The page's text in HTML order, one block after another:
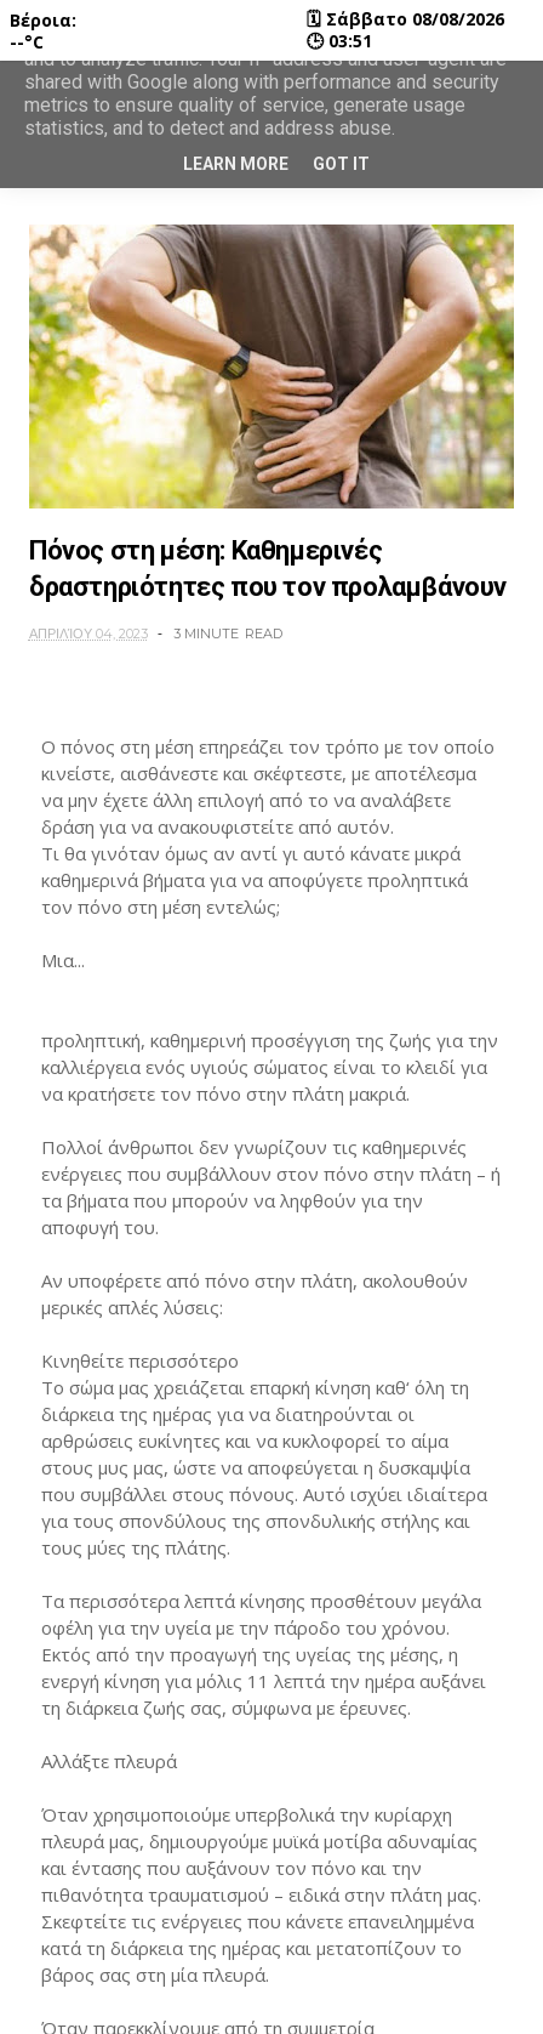
Πόνος στη μέση: Καθημερινές
δραστηριότητες που τον προλαμβάνουν
ΑΠΡΙΛΊΟΥ 04, 2023 3 MINUTE READ
Ο πόνος στη μέση επηρεάζει τον τρόπο με τον οποίο
κινείστε, αισθάνεστε και σκέφτεστε, με αποτέλεσμα
να μην έχετε άλλη επιλογή από το να αναλάβετε
δράση για να ανακουφιστείτε από αυτόν.
Τι θα γινόταν όμως αν αντί γι αυτό κάνατε μικρά
καθημερινά βήματα για να αποφύγετε προληπτικά
τον πόνο στη μέση εντελώς;
Μια...
προληπτική, καθημερινή προσέγγιση της ζωής για την
καλλιέργεια ενός υγιούς σώματος είναι το κλειδί για
να κρατήσετε τον πόνο στην πλάτη μακριά.
Πολλοί άνθρωποι δεν γνωρίζουν τις καθημερινές
ενέργειες που συμβάλλουν στον πόνο στην πλάτη – ή
τα βήματα που μπορούν να ληφθούν για την
αποφυγή του.
Αν υποφέρετε από πόνο στην πλάτη, ακολουθούν
μερικές απλές λύσεις:
Κινηθείτε περισσότερο
Το σώμα μας χρειάζεται επαρκή κίνηση καθ‘ όλη τη
διάρκεια της ημέρας για να διατηρούνται οι
αρθρώσεις ευκίνητες και να κυκλοφορεί το αίμα
στους μυς μας, ώστε να αποφεύγεται η δυσκαμψία
που συμβάλλει στους πόνους. Αυτό ισχύει ιδιαίτερα
για τους σπονδύλους της σπονδυλικής στήλης και
τους μύες της πλάτης.
Τα περισσότερα λεπτά κίνησης προσθέτουν μεγάλα
οφέλη για την υγεία με την πάροδο του χρόνου.
Εκτός από την προαγωγή της υγείας της μέσης, η
ενεργή κίνηση για μόλις 11 λεπτά την ημέρα αυξάνει
τη διάρκεια ζωής σας, σύμφωνα με έρευνες.
Αλλάξτε πλευρά
Όταν χρησιμοποιούμε υπερβολικά την κυρίαρχη
πλευρά μας, δημιουργούμε μυϊκά μοτίβα αδυναμίας
και έντασης που αυξάνουν τον πόνο και την
πιθανότητα τραυματισμού – ειδικά στην πλάτη μας.
Σκεφτείτε τις ενέργειες που κάνετε επανειλημμένα
κατά τη διάρκεια της ημέρας και μετατοπίζουν το
βάρος σας στη μία πλευρά.
Όταν παρεκκλίνουμε από τη συμμετρία
Βέροια:
--°C
🗓 Σάββατο 08/08/2026
🕒 03:51
This site uses cookies from Google to deliver its services
and to analyze traffic. Your IP address and user-agent are
shared with Google along with performance and security
metrics to ensure quality of service, generate usage
statistics, and to detect and address abuse.
LEARN MORE GOT IT